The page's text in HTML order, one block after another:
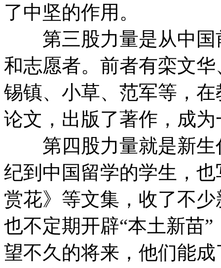
了中坚的作用。
第三股力量是从中国
和志愿者。前者有栾文
锡镇、小草、范军等，
论文，出版了著作，成
第四股力量就是新生
纪到中国留学的学生，
赏花》等文集，收了不
也不定期开辟“本土新苗
望不久的将来，他们能